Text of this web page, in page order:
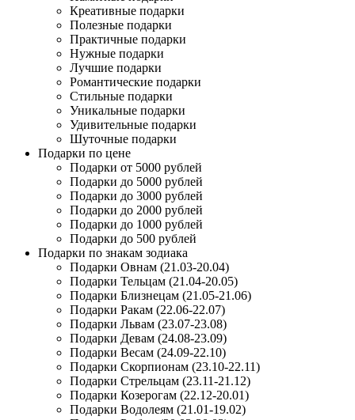
Креативные подарки
Полезные подарки
Практичные подарки
Нужные подарки
Лучшие подарки
Романтические подарки
Стильные подарки
Уникальные подарки
Удивительные подарки
Шуточные подарки
Подарки по цене
Подарки от 5000 рублей
Подарки до 5000 рублей
Подарки до 3000 рублей
Подарки до 2000 рублей
Подарки до 1000 рублей
Подарки до 500 рублей
Подарки по знакам зодиака
Подарки Овнам (21.03-20.04)
Подарки Тельцам (21.04-20.05)
Подарки Близнецам (21.05-21.06)
Подарки Ракам (22.06-22.07)
Подарки Львам (23.07-23.08)
Подарки Девам (24.08-23.09)
Подарки Весам (24.09-22.10)
Подарки Скорпионам (23.10-22.11)
Подарки Стрельцам (23.11-21.12)
Подарки Козерогам (22.12-20.01)
Подарки Водолеям (21.01-19.02)